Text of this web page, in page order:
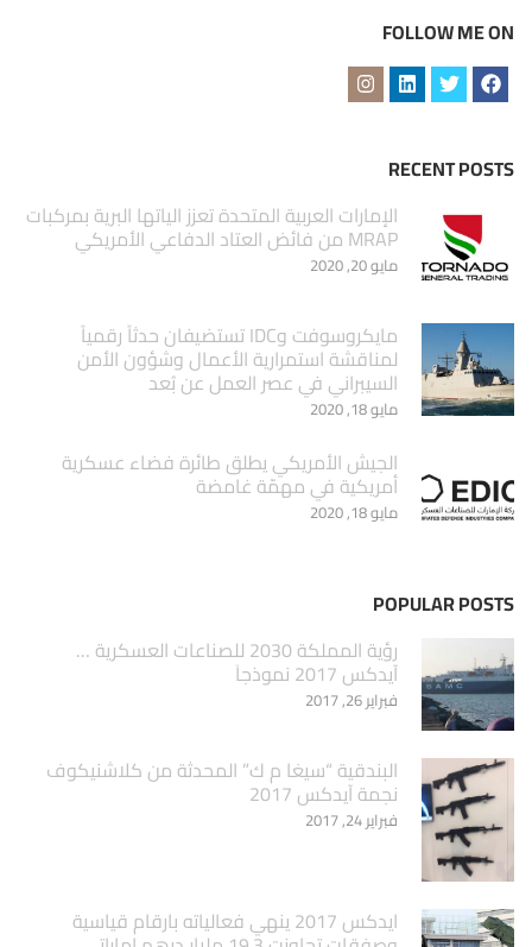
FOLLOW ME ON
RECENT POSTS
الإمارات العربية المتحدة تعزز الياتها البرية بمركبات
MRAP من فائض العتاد الدفاعي الأمريكي
مايو 20, 2020
مايكروسوفت وIDC تستضيفان حدثاً رقمياً
لمناقشة استمرارية الأعمال وشؤون الأمن
السيبراني في عصر العمل عن بُعد
مايو 18, 2020
الجيش الأمريكي يطلق طائرة فضاء عسكرية
أمريكية في مهمّة غامضة
مايو 18, 2020
POPULAR POSTS
‏رؤية المملكة 2030 للصناعات العسكرية …
آيدكس 2017 نموذجاَ
فبراير 26, 2017
البندقية “سيغا م ك” المحدثة من كلاشنيكوف
نجمة آيدكس 2017
فبراير 24, 2017
ايدكس 2017 ينهي فعالياته بارقام قياسية